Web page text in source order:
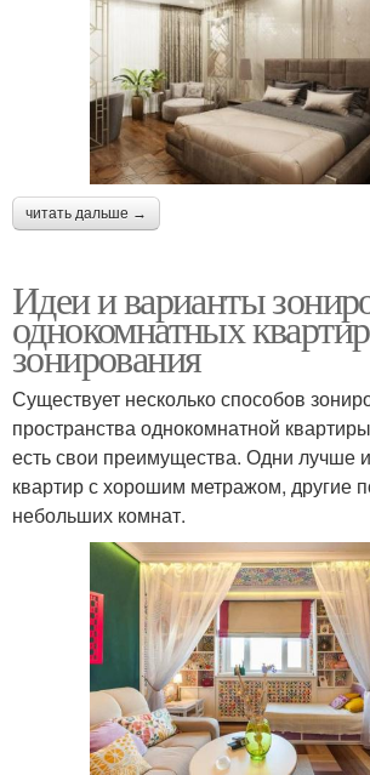
читать дальше →
Идеи и варианты
однокомнатных
зонирования
Существует несколько способов
пространства однокомнатной
есть свои преимущества. Одни лучше
квартир с хорошим метражом, другие
небольших комнат.